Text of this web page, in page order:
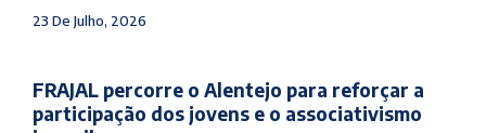
23 De Julho, 2026
FRAJAL percorre o Alentejo para reforçar a
participação dos jovens e o associativismo